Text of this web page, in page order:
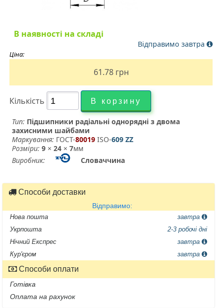
В наявності на складі
Відправимо завтра
Ціна:
61.78грн
Кількість
Тип: Підшипники радіальні однорядні з двома
захисними шайбами
Маркування: ГОСТ-80019 ­ ISO-609 ZZ
Розміри: 9 ×24 ×7мм
Виробник:
Словаччина
Способи доставки
Відправимо:
Нова пошта
завтра
Укрпошта
2-3 робочі дні
Нічний Експрес
завтра
Кур'єром
завтра
Способи оплати
Готівка
Оплата на рахунок